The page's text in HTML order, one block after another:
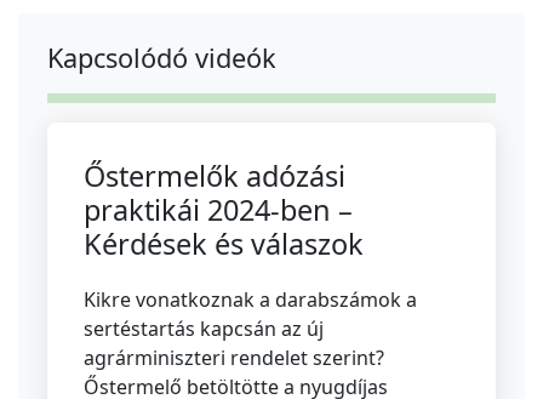
Kapcsolódó videók
Őstermelők adózási
praktikái 2024-ben –
Kérdések és válaszok
Kikre vonatkoznak a darabszámok a
sertéstartás kapcsán az új
agrárminiszteri rendelet szerint?
Őstermelő betöltötte a nyugdíjas